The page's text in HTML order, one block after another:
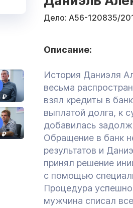
Дело: А56-120835/
Описание:
История Даниэля
весьма
взял кредиты в
выплатой долга, к
добавилась
Обращение в банк
результатов и
принял решение
с помощью
Процедура
мужчина списал